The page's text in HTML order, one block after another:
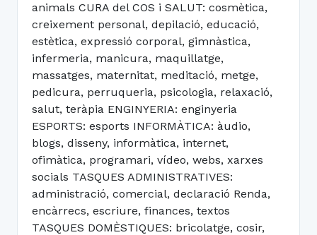
animals CURA del COS i SALUT: cosmètica,
creixement personal, depilació, educació,
estètica, expressió corporal, gimnàstica,
infermeria, manicura, maquillatge,
massatges, maternitat, meditació, metge,
pedicura, perruqueria, psicologia, relaxació,
salut, teràpia ENGINYERIA: enginyeria
ESPORTS: esports INFORMÀTICA: àudio,
blogs, disseny, informàtica, internet,
ofimàtica, programari, vídeo, webs, xarxes
socials TASQUES ADMINISTRATIVES:
administració, comercial, declaració Renda,
encàrrecs, escriure, finances, textos
TASQUES DOMÈSTIQUES: bricolatge, cosir,